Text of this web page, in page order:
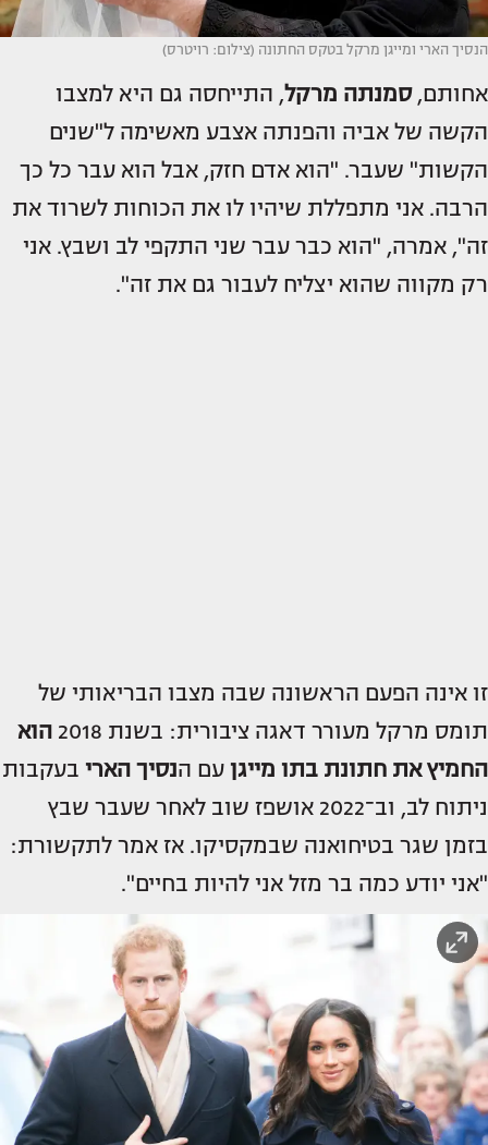
הנסיך הארי ומייגן מרקל בטקס החתונה (צילום: רויטרס)
אחותם,סמנתה מרקל, התייחסה גם היא למצבו
הקשה של אביה והפנתה אצבע מאשימה ל"שנים
הקשות" שעבר. "הוא אדם חזק, אבל הוא עבר כל כך
הרבה. אני מתפללת שיהיו לו את הכוחות לשרוד את
זה", אמרה, "הוא כבר עבר שני התקפי לב ושבץ. אני
רק מקווה שהוא יצליח לעבור גם את זה".
זו אינה הפעם הראשונה שבה מצבו הבריאותי של
תומס מרקל מעורר דאגה ציבורית: בשנת 2018
הוא
החמיץ את חתונת בתו מייגן עם הנסיך הארי בעקבות
ניתוח לב, וב־2022 אושפז שוב לאחר שעבר שבץ
בזמן שגר בטיחואנה שבמקסיקו. אז אמר לתקשורת:
"אני יודע כמה בר מזל אני להיות בחיים".